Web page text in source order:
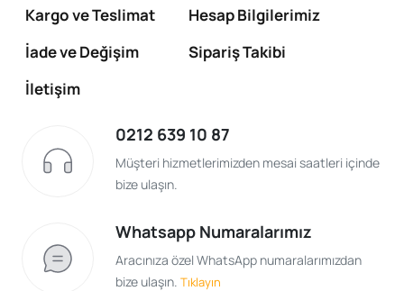
Kargo ve Teslimat
Hesap Bilgilerimiz
İade ve Değişim
Sipariş Takibi
İletişim
0212 639 10 87
Müşteri hizmetlerimizden mesai saatleri içinde
bize ulaşın.
Whatsapp Numaralarımız
Aracınıza özel WhatsApp numaralarımızdan
bize ulaşın. Tıklayın